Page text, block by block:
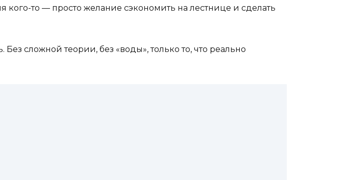
кого-то — просто желание сэкономить на лестнице и сделать
сложной теории, без «воды», только то, что реально